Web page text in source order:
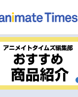
ランキング アニメ